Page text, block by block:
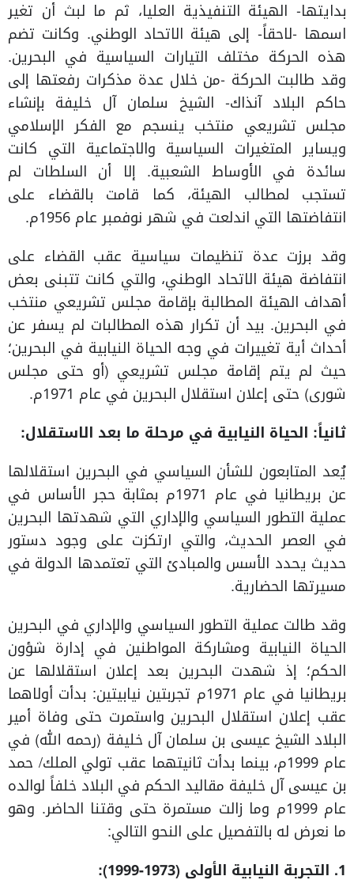
بدايتها- الهيئة التنفيذية العليا، ثم ما لبث أن تغير
اسمها -لاحقاً- إلى هيئة الاتحاد الوطني. وكانت تضم
هذه الحركة مختلف التيارات السياسية في البحرين.
وقد طالبت الحركة -من خلال عدة مذكرات رفعتها إلى
حاكم البلاد آنذاك- الشيخ سلمان آل خليفة بإنشاء
مجلس تشريعي منتخب ينسجم مع الفكر الإسلامي
ويساير المتغيرات السياسية والاجتماعية التي كانت
سائدة في الأوساط الشعبية. إلا أن السلطات لم
تستجب لمطالب الهيئة، كما قامت بالقضاء على
انتفاضتها التي اندلعت في شهر نوفمبر عام 1956م.
وقد برزت عدة تنظيمات سياسية عقب القضاء على
انتفاضة هيئة الاتحاد الوطني، والتي كانت تتبنى بعض
أهداف الهيئة المطالبة بإقامة مجلس تشريعي منتخب
في البحرين. بيد أن تكرار هذه المطالبات لم يسفر عن
أحداث أية تغييرات في وجه الحياة النيابية في البحرين؛
حيث لم يتم إقامة مجلس تشريعي (أو حتى مجلس
شورى) حتى إعلان استقلال البحرين في عام 1971م.
ثانياً: الحياة النيابية في مرحلة ما بعد الاستقلال:
يُعد المتابعون للشأن السياسي في البحرين استقلالها
عن بريطانيا في عام 1971م بمثابة حجر الأساس في
عملية التطور السياسي والإداري التي شهدتها البحرين
في العصر الحديث، والتي ارتكزت على وجود دستور
حديث يحدد الأسس والمبادئ التي تعتمدها الدولة في
مسيرتها الحضارية.
وقد طالت عملية التطور السياسي والإداري في البحرين
الحياة النيابية ومشاركة المواطنين في إدارة شؤون
الحكم؛ إذ شهدت البحرين بعد إعلان استقلالها عن
بريطانيا في عام 1971م تجربتين نيابيتين: بدأت أولاهما
عقب إعلان استقلال البحرين واستمرت حتى وفاة أمير
البلاد الشيخ عيسى بن سلمان آل خليفة (رحمه الله) في
عام 1999م، بينما بدأت ثانيتهما عقب تولي الملك/ حمد
بن عيسى آل خليفة مقاليد الحكم في البلاد خلفاً لوالده
عام 1999م وما زالت مستمرة حتى وقتنا الحاضر. وهو
ما نعرض له بالتفصيل على النحو التالي:
1. التجربة النيابية الأولى (1973-1999):